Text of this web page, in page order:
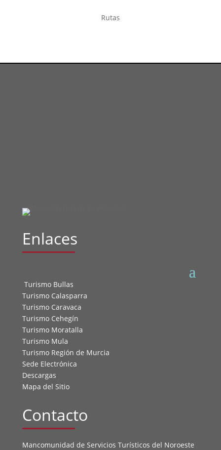
Rutas
Enlaces
Turismo Bullas
Turismo Calasparra
Turismo Caravaca
Turismo Cehegín
Turismo Moratalla
Turismo Mula
Turismo Región de Murcia
Sede Electrónica
Descargas
Mapa del Sitio
Contacto
Mancomunidad de Servicios Turísticos del Noroeste